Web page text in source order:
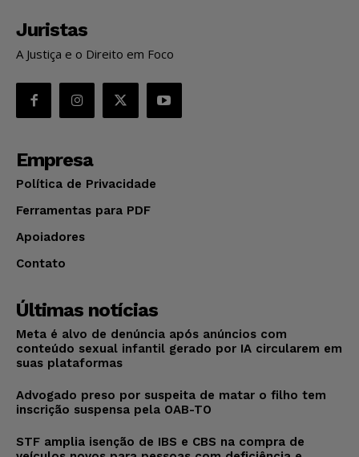
Juristas
A Justiça e o Direito em Foco
Empresa
Política de Privacidade
Ferramentas para PDF
Apoiadores
Contato
Últimas notícias
Meta é alvo de denúncia após anúncios com
conteúdo sexual infantil gerado por IA circularem em
suas plataformas
Advogado preso por suspeita de matar o filho tem
inscrição suspensa pela OAB-TO
STF amplia isenção de IBS e CBS na compra de